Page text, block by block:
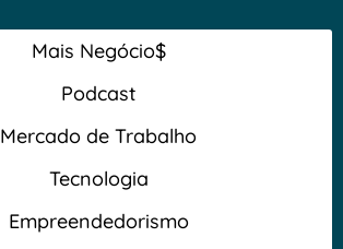
Mais Negócio$
Podcast
Mercado de Trabalho
Tecnologia
Empreendedorismo